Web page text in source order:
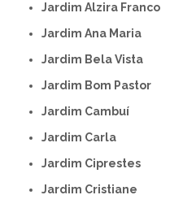
Jardim Alzira Franco
Jardim Ana Maria
Jardim Bela Vista
Jardim Bom Pastor
Jardim Cambuí
Jardim Carla
Jardim Ciprestes
Jardim Cristiane